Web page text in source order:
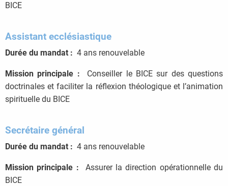
BICE
Assistant ecclésiastique
Durée du mandat : 4 ans renouvelable
Mission principale : Conseiller le BICE sur des questions
doctrinales et faciliter la réflexion théologique et l’animation
spirituelle du BICE
Secrétaire général
Durée du mandat : 4 ans renouvelable
Mission principale : Assurer la direction opérationnelle du
BICE